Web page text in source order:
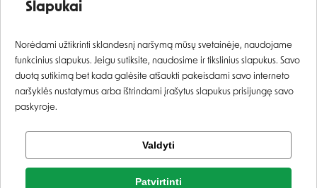
Mūsų parduotuvės
Informacija
Prekių užsakymas Prekių pristatymas
Prekių keitimo ir grąžinimo
sąlygos
Privatumo politika
Registruotis
Facebook
Slapukai
Norėdami užtikrinti sklandesnį naršymą mūsų svetainėje, naudojame
funkcinius slapukus. Jeigu sutiksite, naudosime ir tikslinius slapukus. Savo
duotą sutikimą bet kada galėsite atšaukti pakeisdami savo interneto
naršyklės nustatymus arba ištrindami įrašytus slapukus prisijungę savo
paskyroje.
Valdyti
Patvirtinti